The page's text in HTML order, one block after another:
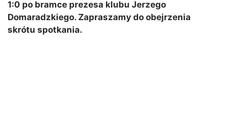
1:0 po bramce prezesa klubu Jerzego
Domaradzkiego. Zapraszamy do obejrzenia
skrótu spotkania.